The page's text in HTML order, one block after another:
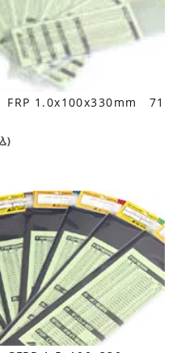
FRP 1.0x100x330mm 71
)